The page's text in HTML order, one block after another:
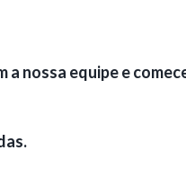
nossa equipe e